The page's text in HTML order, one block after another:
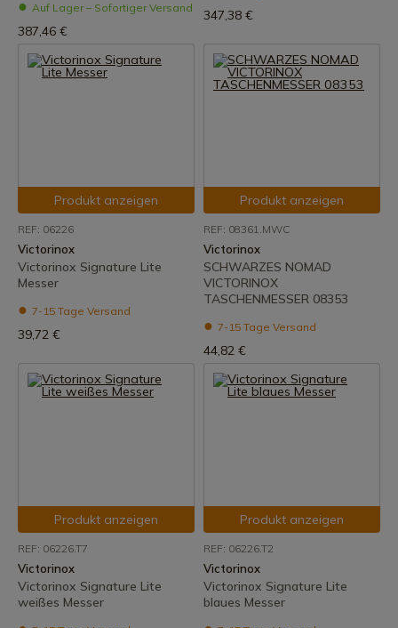
Auf Lager – Sofortiger Versand
387,46 €
347,38 €
Produkt anzeigen
REF: 06226
Victorinox
Victorinox Signature Lite
Messer
7-15 Tage Versand
39,72 €
Produkt anzeigen
REF: 08361.MWC
Victorinox
SCHWARZES NOMAD
VICTORINOX
TASCHENMESSER 08353
7-15 Tage Versand
44,82 €
Produkt anzeigen
REF: 06226.T7
Victorinox
Victorinox Signature Lite
weißes Messer
Produkt anzeigen
REF: 06226.T2
Victorinox
Victorinox Signature Lite
blaues Messer